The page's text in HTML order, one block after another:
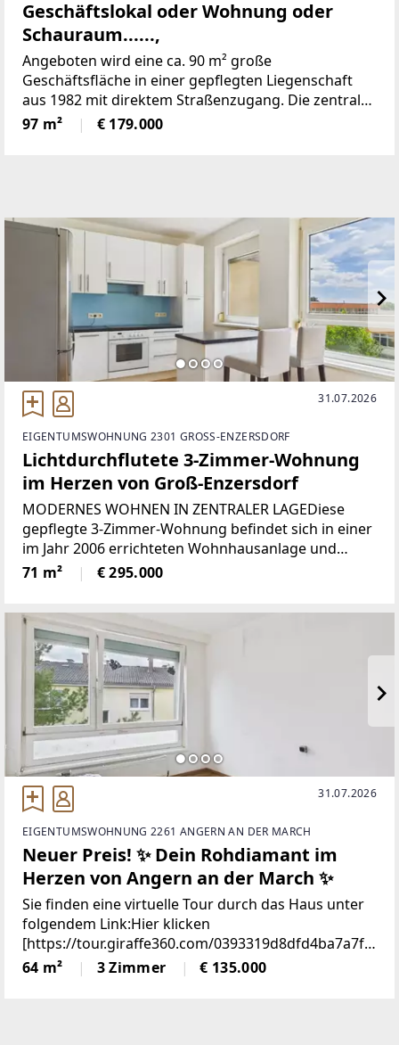
Geschäftslokal oder Wohnung oder
Schauraum......,
Angeboten wird eine ca. 90 m² große
Geschäftsfläche in einer gepflegten Liegenschaft
aus 1982 mit direktem Straßenzugang. Die zentrale
Lage des Objekts bietet einen guten
Betriebsstandort bzw. eine gute Lage für Ihr neues
97 m² € 179.000
31.07.2026
EIGENTUMSWOHNUNG 2301 GROSS-ENZERSDORF
Lichtdurchflutete 3-Zimmer-Wohnung
im Herzen von Groß-Enzersdorf
MODERNES WOHNEN IN ZENTRALER LAGEDiese
gepflegte 3-Zimmer-Wohnung befindet sich in einer
im Jahr 2006 errichteten Wohnhausanlage und
überzeugt durch ihre hervorragende Lage im
Zentrum von Groß-Enzersdorf. Hier finden Sie eine
71 m² € 295.000
31.07.2026
EIGENTUMSWOHNUNG 2261 ANGERN AN DER MARCH
Neuer Preis! ✨ Dein Rohdiamant im
Herzen von Angern an der March ✨
Sie finden eine virtuelle Tour durch das Haus unter
folgendem Link:Hier klicken
[https://tour.giraffe360.com/0393319d8dfd4ba7a7f5
d51098384d5c]Highlights- Wohnfläche: ca. 64 m²-
Baujahr: 1968- Lage: 2. Stock - hell &
64 m² 3 Zimmer € 135.000